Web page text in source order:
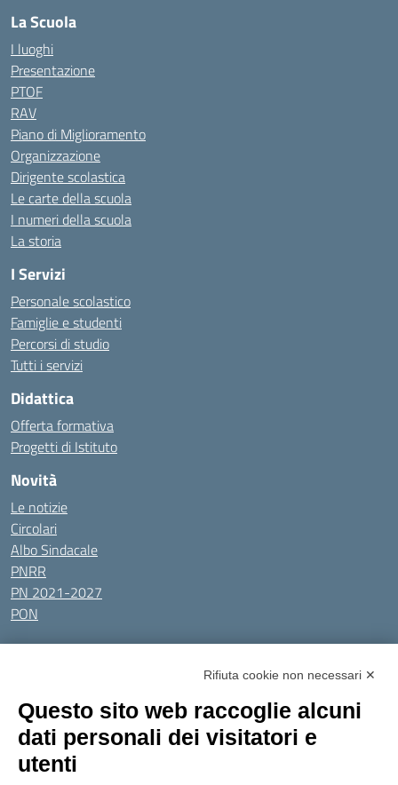
La Scuola
I luoghi
Presentazione
PTOF
RAV
Piano di Miglioramento
Organizzazione
Dirigente scolastica
Le carte della scuola
I numeri della scuola
La storia
I Servizi
Personale scolastico
Famiglie e studenti
Percorsi di studio
Tutti i servizi
Didattica
Offerta formativa
Progetti di Istituto
Novità
Le notizie
Circolari
Albo Sindacale
PNRR
PN 2021-2027
PON
Tutti gli argomenti
Amministrazione Trasparente
Privacy Policy
Dichiarazione di accessibilitàObiettivi di accessibilità
Seguici su:
Rifiuta cookie non necessari ✕
Questo sito web raccoglie alcuni
dati personali dei visitatori e
utenti